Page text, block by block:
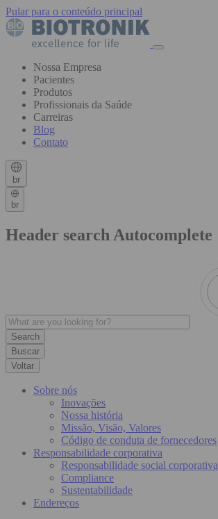
Pular para o conteúdo principal
Nossa Empresa
Pacientes
Produtos
Profissionais da Saúde
Carreiras
Blog
Contato
br
br
Header search Autocomplete
Buscar
Voltar
Sobre nós
Inovações
Nossa história
Missão, Visão, Valores
Código de conduta de fornecedores
Responsabilidade corporativa
Responsabilidade social corporativa
Compliance
Sustentabilidade
Endereços